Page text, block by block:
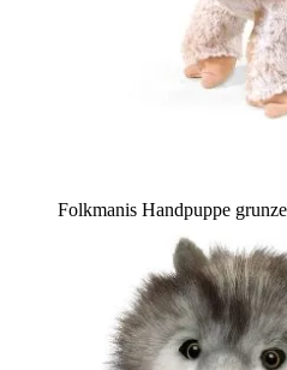
Folkmanis Handpuppe